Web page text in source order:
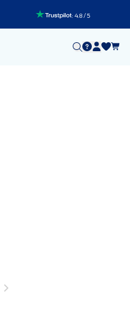
:4.8/5